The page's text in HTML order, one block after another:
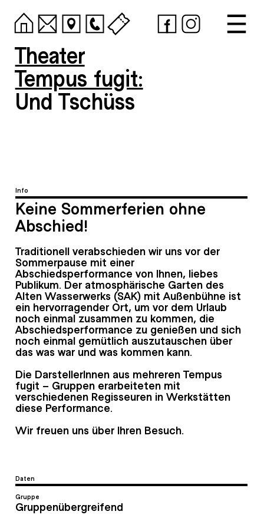
Theater
Tempus fugit:
Und Tschüss
Info
Keine Sommerferien ohne
Abschied!
Traditionell verabschieden wir uns vor der
Sommerpause mit einer
Abschiedsperformance von Ihnen, liebes
Publikum. Der atmosphärische Garten des
Alten Wasserwerks (SAK) mit Außenbühne ist
ein hervorragender Ort, um vor dem Urlaub
noch einmal zusammen zu kommen, die
Abschiedsperformance zu genießen und sich
noch einmal gemütlich auszutauschen über
das was war und was kommen kann.
Die DarstellerInnen aus mehreren Tempus
fugit – Gruppen erarbeiteten mit
verschiedenen Regisseuren in Werkstätten
diese Performance.
Wir freuen uns über Ihren Besuch.
Daten
Gruppe
Gruppenübergreifend